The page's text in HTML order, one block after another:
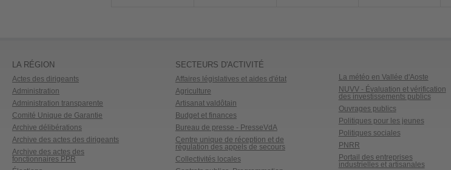
LA RÉGION
Actes des dirigeants
Administration
Administration transparente
Comité Unique de Garantie
Archive délibérations
Archive des actes des dirigeants
Archive des actes des
fonctionnaires PPR
SECTEURS D'ACTIVITÉ
Affaires législatives et aides d'état
Agriculture
Artisanat valdôtain
Budget et finances
Bureau de presse - PresseVdA
Centre unique de réception et de
régulation des appels de secours
Collectivités locales
La météo en Vallée d'Aoste
NUVV - Évaluation et vérification
des investissements publics
Ouvrages publics
Politiques pour les jeunes
Politiques sociales
PNRR
Portail des entreprises
industrielles et artisanales